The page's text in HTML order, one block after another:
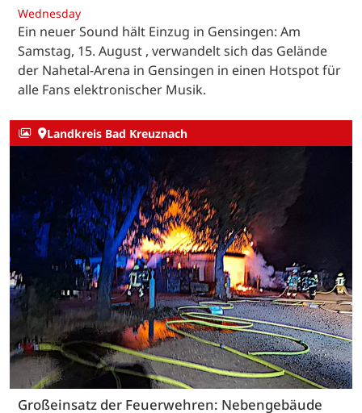
Wednesday
Ein neuer Sound hält Einzug in Gensingen: Am
Samstag, 15. August , verwandelt sich das Gelände
der Nahetal-Arena in Gensingen in einen Hotspot für
alle Fans elektronischer Musik.
Landkreis Bad Kreuznach
Großeinsatz der Feuerwehren: Nebengebäude